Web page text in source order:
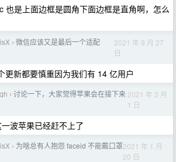
也是上面边框是圆角下面边框是直角啊，怎么
› 微信应该又是最后一个适配
2021 年 9 月 27
日
更新都要慎重因为我们有 14 亿用户
› 讨论一下，大家觉得苹果会在接下来 2021 年 2 月
1 日
波苹果已经赶不上了
› 为啥总有人抱怨 faceid 不能戴口罩2021 年 1 月
20 日